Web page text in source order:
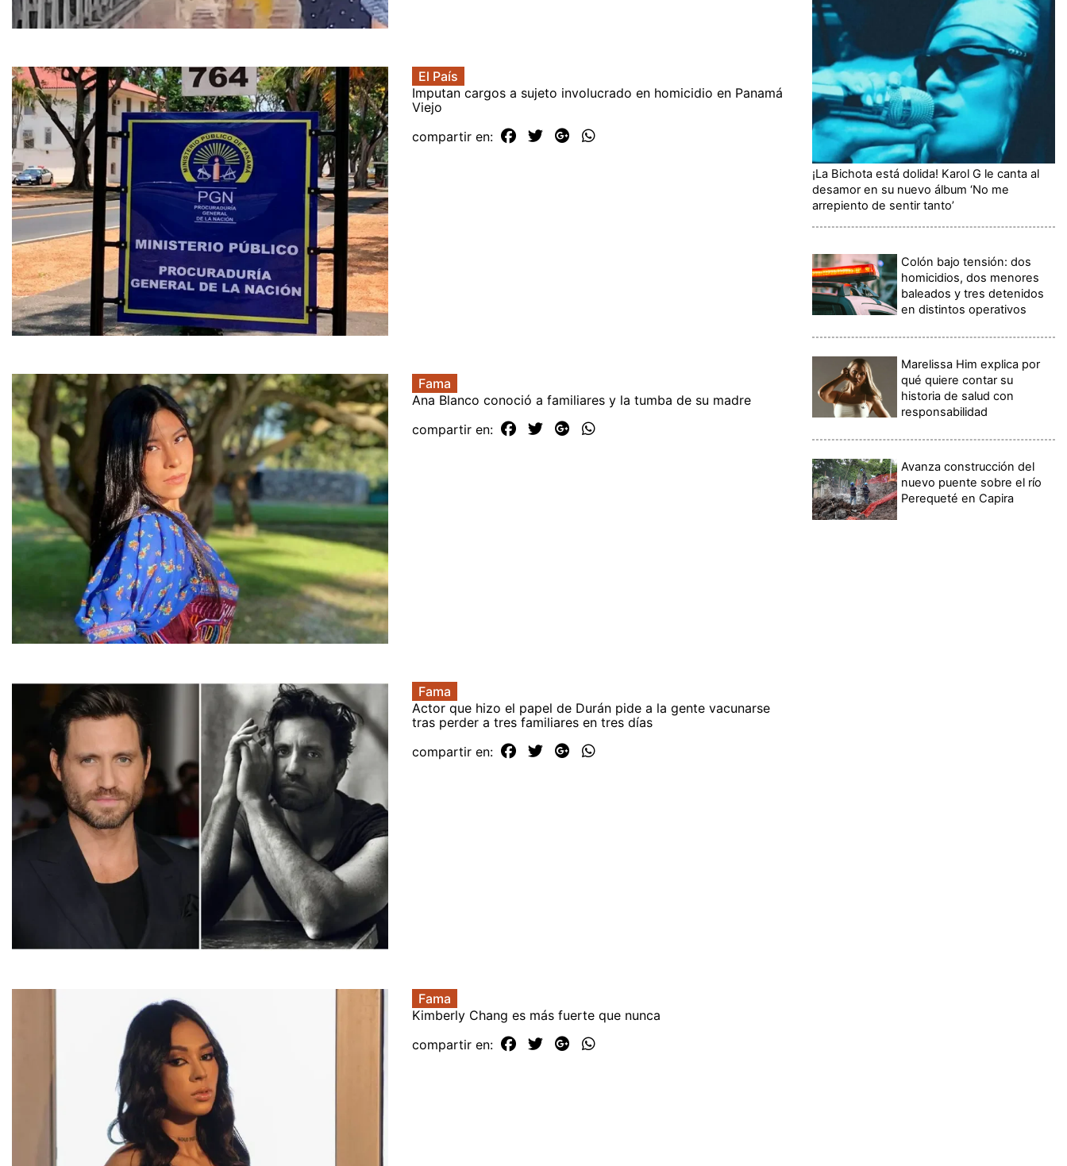
El País
Imputan cargos a sujeto involucrado en homicidio en Panamá
Viejo
compartir en:
Fama
Ana Blanco conoció a familiares y la tumba de su madre
compartir en:
Fama
Actor que hizo el papel de Durán pide a la gente vacunarse
tras perder a tres familiares en tres días
compartir en:
Fama
Kimberly Chang es más fuerte que nunca
compartir en:
¡La Bichota está dolida! Karol G le canta al
desamor en su nuevo álbum ‘No me
arrepiento de sentir tanto’
Colón bajo tensión: dos
homicidios, dos menores
baleados y tres detenidos
en distintos operativos
Marelissa Him explica por
qué quiere contar su
historia de salud con
responsabilidad
Avanza construcción del
nuevo puente sobre el río
Perequeté en Capira